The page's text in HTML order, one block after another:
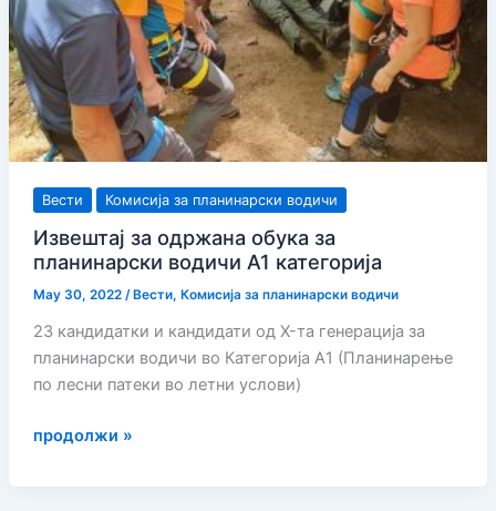
Вести Комисија за планинарски водичи
Извештај за одржана обука за
планинарски водичи А1 категорија
May 30, 2022 / Вести, Комисија за планинарски водичи
23 кандидатки и кандидати од X-та генерација за
планинарски водичи во Категорија А1 (Планинарење
по лесни патеки во летни услови)
Извештај
продолжи »